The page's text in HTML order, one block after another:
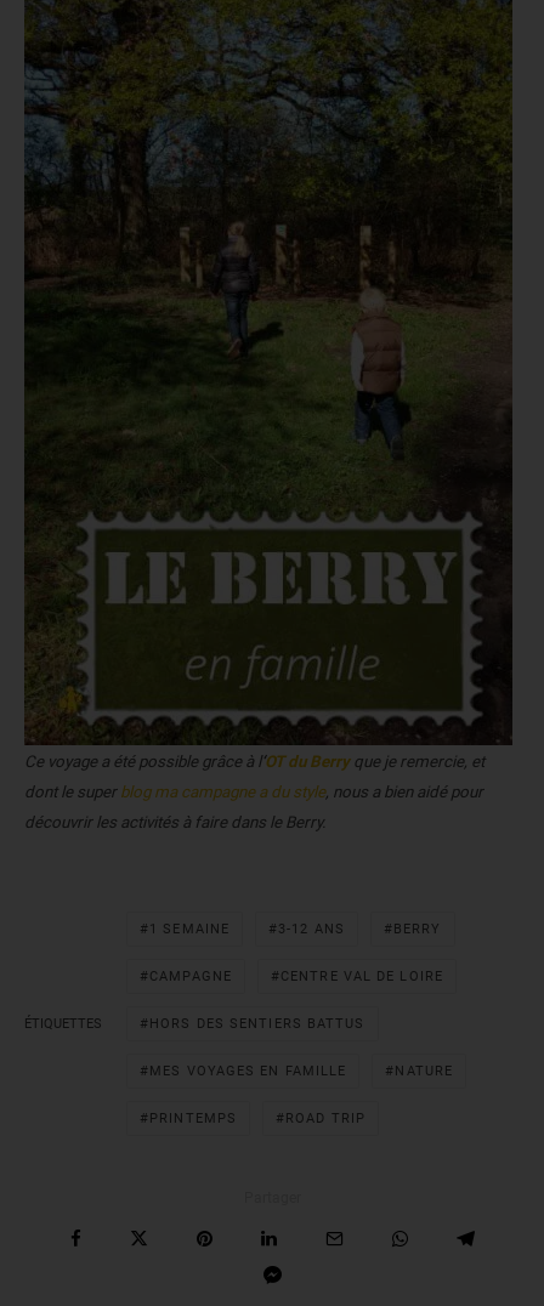
Ce voyage a été possible grâce à l‘OT du Berryque je remercie, et
dont le super blog ma campagne a du style, nous a bien aidé pour
découvrir les activités à faire dans le Berry.
ÉTIQUETTES
1 SEMAINE 3-12 ANS BERRY
CAMPAGNE CENTRE VAL DE LOIRE
HORS DES SENTIERS BATTUS
MES VOYAGES EN FAMILLE NATURE
PRINTEMPS ROAD TRIP